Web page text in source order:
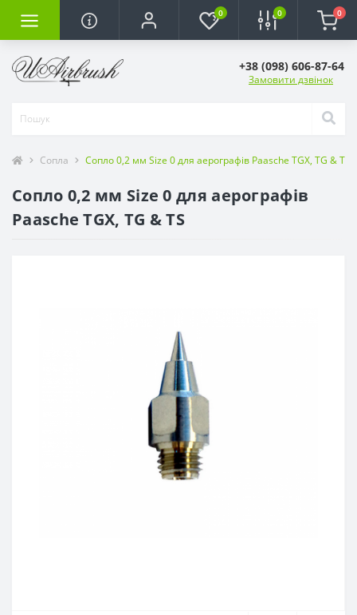
0 0 0
+38 (098) 606-87-64
Замовити дзвінок
Сопла Сопло 0,2 мм Size 0 для аерографів Paasche TGX, TG & TS
Сопло 0,2 мм Size 0 для аерографів
Paasche TGX, TG & TS